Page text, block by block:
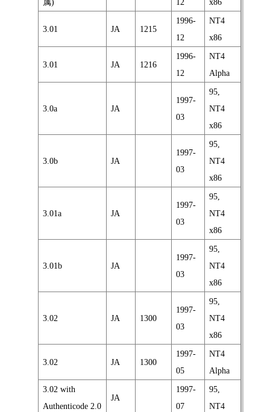
属) 12 x86
3.01 JA 1215
1996-
12
NT4
x86
3.01 JA 1216
1996-
12
NT4
Alpha
3.0a JA
1997-
03
95,
NT4
x86
3.0b JA
1997-
03
95,
NT4
x86
3.01a JA
1997-
03
95,
NT4
x86
3.01b JA
1997-
03
95,
NT4
x86
3.02 JA 1300
1997-
03
95,
NT4
x86
3.02 JA 1300
1997-
05
NT4
Alpha
3.02 with
Authenticode 2.0
JA
1997-
07
95,
NT4